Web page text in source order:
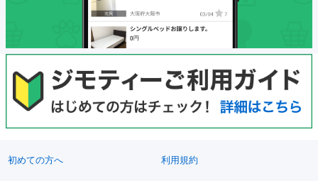
初めての方へ 利用規約